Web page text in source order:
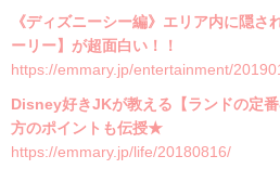
《ディズニーシー編》エリア内に隠さ
ーリー】が超面白い！！
https://emmary.jp/entertainment/
Disney好きJKが教える【ランドの定
方のポイントも伝授★
https://emmary.jp/life/20180816/